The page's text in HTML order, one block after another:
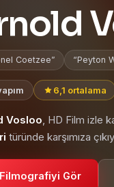
Coetzee Peyton
6,1 ortalama
Vosloo, HD Film izle
türünde karşımıza
Filmografiyi Gör